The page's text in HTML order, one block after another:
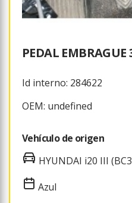
PEDAL EMBRAGUE
Id interno: 284622
OEM: undefined
Vehículo de origen
HYUNDAI i20 III
Azul